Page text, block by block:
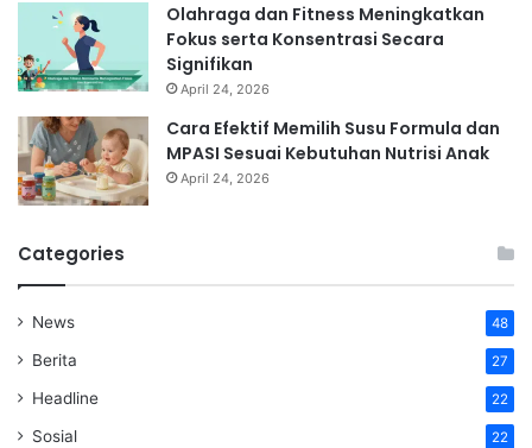
Olahraga dan Fitness Meningkatkan
Fokus serta Konsentrasi Secara
Signifikan
April 24, 2026
Cara Efektif Memilih Susu Formula dan
MPASI Sesuai Kebutuhan Nutrisi Anak
April 24, 2026
Categories
News 48
Berita 27
Headline 22
Sosial 22